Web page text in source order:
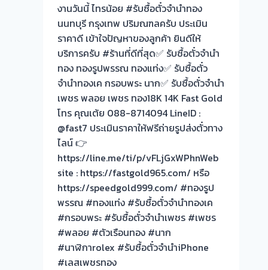
งานวันนี้ ไทรน้อย #รับซื้อตั๋วจำนำทอง
นนทบุรี กรุงเทพ ปริมณฑลครับ ประเมิน
ราคาดี เข้าใจปัญหาของลูกค้า ยินดีให้
บริการครับ #ร้านที่ดีที่สุด✅ รับซื้อตั๋วจำนำ
ทอง ทองรูปพรรณ ทองแท่ง✅ รับซื้อตั๋ว
จำนำทองเค กรอบพระ นาก✅ รับซื้อตั๋วจำนำ
เพชร พลอย เพชร ทอง18K 14K Fast Gold
โทร คุณเต้ย 088-8714094 LineID :
@fast7 ประเมินราคาให้ฟรีถ่ายรูปส่งตั๋วทาง
ไลน์ 👉
https://line.me/ti/p/vFLjGxWPhnWeb
site : https://fastgold965.com/ หรือ
https://speedgold999.com/ #ทองรูป
พรรณ #ทองแท่ง #รับซื้อตั๋วจำนำทองเค
#กรอบพระ #รับซื้อตั๋วจำนำเพชร #เพชร
#พลอย #ตัวเรือนทอง #นาก
#นาฬิกาrolex #รับซื้อตั๋วจำนำiPhone
#เลสเพชรทอง